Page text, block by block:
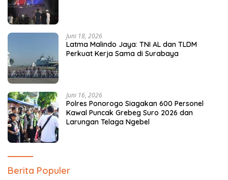
Juni 18, 2026
Latma Malindo Jaya: TNI AL dan TLDM
Perkuat Kerja Sama di Surabaya
Juni 16, 2026
Polres Ponorogo Siagakan 600 Personel
Kawal Puncak Grebeg Suro 2026 dan
Larungan Telaga Ngebel
Berita Populer